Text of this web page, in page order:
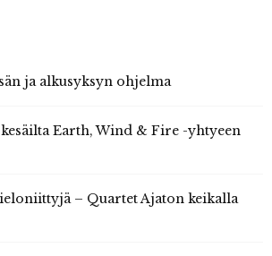
ja alkusyksyn ohjelma
Earth, Wind & Fire -yhtyeen
– Quartet Ajaton keikalla